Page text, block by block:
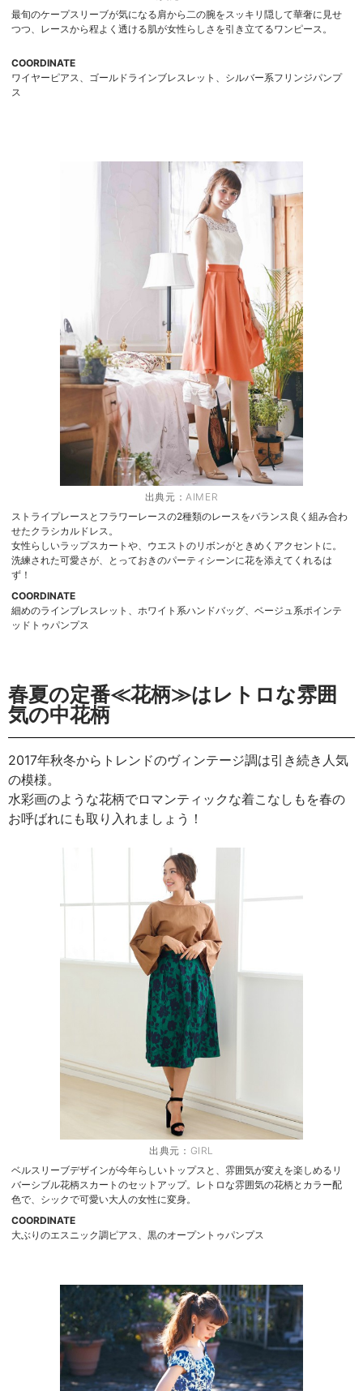
最旬のケープスリーブが気になる肩から二の腕をスッキリ隠して華奢に見せ
つつ、レースから程よく透ける肌が女性らしさを引き立てるワンピース。
COORDINATE
ワイヤーピアス、ゴールドラインブレスレット、シルバー系フリンジパンプ
ス
出典元： AIMER
ストライプレースとフラワーレースの2種類のレースをバランス良く組み合わ
せたクラシカルドレス。
女性らしいラップスカートや、ウエストのリボンがときめくアクセントに。
洗練された可愛さが、とっておきのパーティシーンに花を添えてくれるは
ず！
COORDINATE
細めのラインブレスレット、ホワイト系ハンドバッグ、ベージュ系ポインテ
ッドトゥパンプス
春夏の定番≪花柄≫はレトロな雰囲
気の中花柄
2017年秋冬からトレンドのヴィンテージ調は引き続き人気
の模様。
水彩画のような花柄でロマンティックな着こなしもを春の
お呼ばれにも取り入れましょう！
出典元： GIRL
ベルスリーブデザインが今年らしいトップスと、雰囲気が変えを楽しめるリ
バーシブル花柄スカートのセットアップ。レトロな雰囲気の花柄とカラー配
色で、シックで可愛い大人の女性に変身。
COORDINATE
大ぶりのエスニック調ピアス、黒のオープントゥパンプス